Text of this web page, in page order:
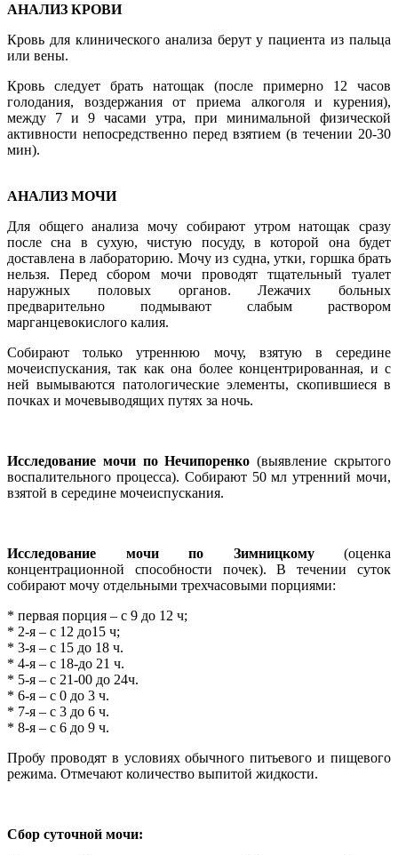
АНАЛИЗ КРОВИ
Кровь для клинического анализа берут у пациента из пальца
или вены.
Кровь следует брать натощак (после примерно 12 часов
голодания, воздержания от приема алкоголя и курения),
между 7 и 9 часами утра, при минимальной физической
активности непосредственно перед взятием (в течении 20-30
мин).
АНАЛИЗ МОЧИ
Для общего анализа мочу собирают утром натощак сразу
после сна в сухую, чистую посуду, в которой она будет
доставлена в лабораторию. Мочу из судна, утки, горшка брать
нельзя. Перед сбором мочи проводят тщательный туалет
наружных половых органов. Лежачих больных
предварительно подмывают слабым раствором
марганцевокислого калия.
Собирают только утреннюю мочу, взятую в середине
мочеиспускания, так как она более концентрированная, и с
ней вымываются патологические элементы, скопившиеся в
почках и мочевыводящих путях за ночь.
Исследование мочи по Нечипоренко (выявление скрытого
воспалительного процесса). Собирают 50 мл утренний мочи,
взятой в середине мочеиспускания.
Исследование мочи по Зимницкому(оценка
концентрационной способности почек). В течении суток
собирают мочу отдельными трехчасовыми порциями:
* первая порция – с 9 до 12 ч;
* 2-я – с 12 до15 ч;
* 3-я – с 15 до 18 ч.
* 4-я – с 18-до 21 ч.
* 5-я – с 21-00 до 24ч.
* 6-я – с 0 до 3 ч.
* 7-я – с 3 до 6 ч.
* 8-я – с 6 до 9 ч.
Пробу проводят в условиях обычного питьевого и пищевого
режима. Отмечают количество выпитой жидкости.
Сбор суточной мочи: